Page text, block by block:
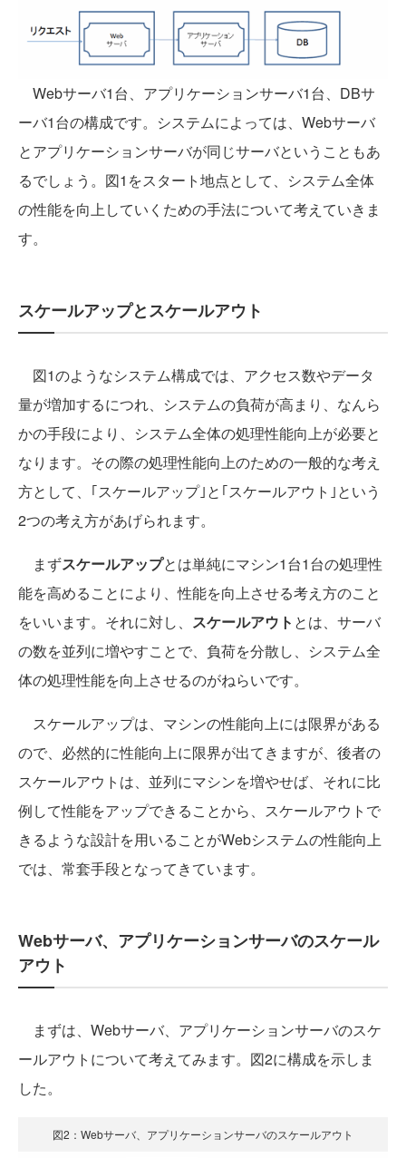
Webサーバ1台、アプリケーションサーバ1台、DBサ
ーバ1台の構成です。システムによっては、Webサーバ
とアプリケーションサーバが同じサーバということもあ
るでしょう。図1をスタート地点として、システム全体
の性能を向上していくための手法について考えていきま
す。
スケールアップとスケールアウト
図1のようなシステム構成では、アクセス数やデータ
量が増加するにつれ、システムの負荷が高まり、なんら
かの手段により、システム全体の処理性能向上が必要と
なります。その際の処理性能向上のための一般的な考え
方として、｢スケールアップ｣と｢スケールアウト｣という
2つの考え方があげられます。
まずスケールアップとは単純にマシン1台1台の処理性
能を高めることにより、性能を向上させる考え方のこと
をいいます。それに対し、 スケールアウト とは、サーバ
の数を並列に増やすことで、負荷を分散し、システム全
体の処理性能を向上させるのがねらいです。
スケールアップは、マシンの性能向上には限界がある
ので、必然的に性能向上に限界が出てきますが、後者の
スケールアウトは、並列にマシンを増やせば、それに比
例して性能をアップできることから、スケールアウトで
きるような設計を用いることがWebシステムの性能向上
では、常套手段となってきています。
Webサーバ、アプリケーションサーバのスケール
アウト
まずは、Webサーバ、アプリケーションサーバのスケ
ールアウトについて考えてみます。図2に構成を示しま
した。
図2：Webサーバ、アプリケーションサーバのスケールアウト